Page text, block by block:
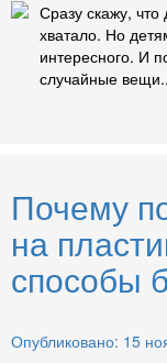
Сразу скажу,
хватало. Но
интересного. И
случайные
Почему
на
способы
Опубликовано: 15